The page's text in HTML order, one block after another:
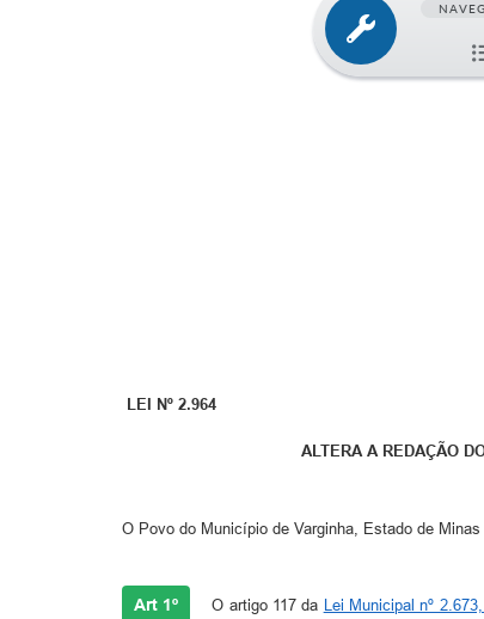
LEI Nº 2.964
ALTERA A REDAÇÃO
O Povo do Município de Varginha, Estado de
Art 1º O artigo 117 da Lei Municipal nº